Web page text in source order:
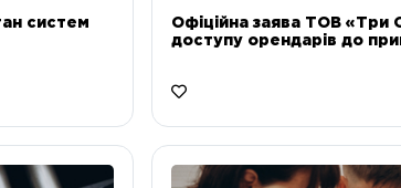
систем
Офіційна заява ТОВ
доступу орендарів до